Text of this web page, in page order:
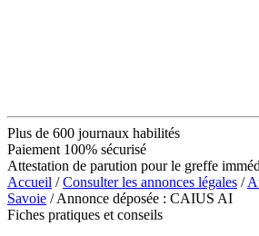
Plus de 600 journaux habilités
Paiement 100% sécurisé
Attestation de parution pour le greffe
Accueil /Consulter les annonces légales /
Savoie / Annonce déposée : CAIUS AI
Fiches pratiques et conseils